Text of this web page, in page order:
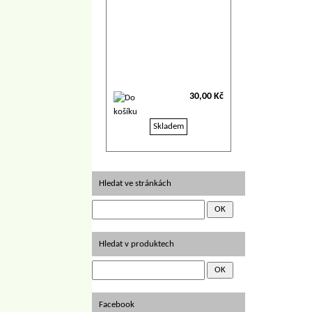
30,00 Kč
Skladem
Hledat ve stránkách
Hledat v produktech
Facebook